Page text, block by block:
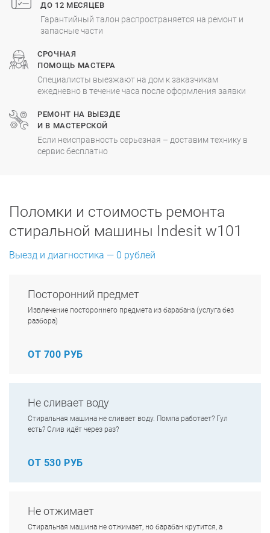
ДО 12 МЕСЯЦЕВ
Гарантийный талон распространяется на ремонт и
запасные части
СРОЧНАЯ
ПОМОЩЬ МАСТЕРА
Специалисты выезжают на дом к заказчикам
ежедневно в течение часа после оформления заявки
РЕМОНТ НА ВЫЕЗДЕ
И В МАСТЕРСКОЙ
Если неисправность серьезная – доставим технику в
сервис бесплатно
Поломки и стоимость ремонта
стиральной машины Indesit w101
Выезд и диагностика — 0 рублей
Посторонний предмет
Извлечение постороннего предмета из барабана (услуга без
разбора)
ОТ 700 РУБ
Не сливает воду
Стиральная машина не сливает воду. Помпа работает? Гул
есть? Слив идёт через раз?
ОТ 530 РУБ
Не отжимает
Стиральная машина не отжимает, но барабан крутится, а